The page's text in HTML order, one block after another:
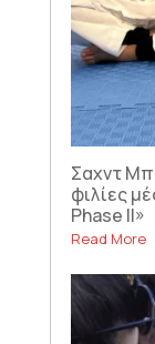
Σαχντ
φιλίες
Phase II»
Read More